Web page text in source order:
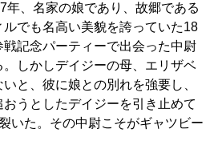
年、名家の娘であり、故郷である
でも名高い美貌を誇っていた18
記念パーティーで出会った中尉
しかしデイジーの母、エリザベ
と、彼に娘との別れを強要し、
うとしたデイジーを引き止めて
いた。その中尉こそがギャツビー